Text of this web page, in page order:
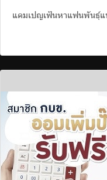
แคมเปญเฟ้นหาแฟนพันธุ์